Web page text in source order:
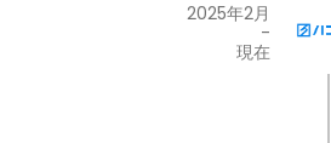
2025年2月
-
現在